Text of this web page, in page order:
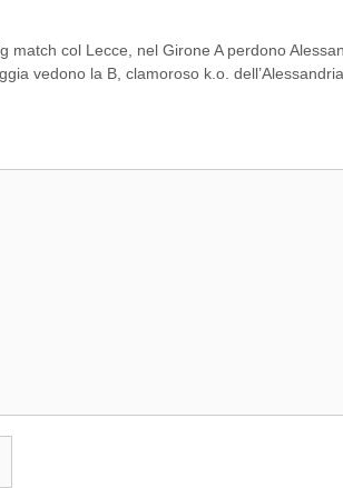
match col Lecce, nel Girone A perdono
vedono la B, clamoroso k.o. dell’Alessandria